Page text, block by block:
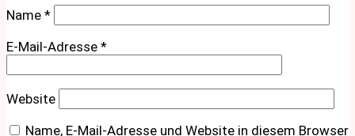
Name *
E-Mail-Adresse *
Website
Name, E-Mail-Adresse und Website in diesem Browser